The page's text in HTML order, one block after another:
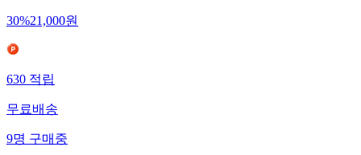
30%21,000원
630 적립
무료배송
9명 구매중